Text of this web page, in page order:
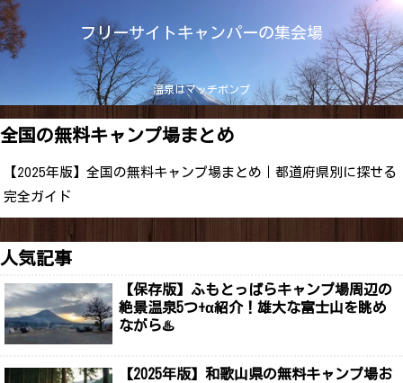
フリーサイトキャンパーの集会場
温泉はマッチポンプ
全国の無料キャンプ場まとめ
【2025年版】全国の無料キャンプ場まとめ｜都道府県別に探せる
完全ガイド
人気記事
【保存版】ふもとっぱらキャンプ場周辺の
絶景温泉5つ+α紹介！雄大な富士山を眺め
ながら♨️
【2025年版】和歌山県の無料キャンプ場お